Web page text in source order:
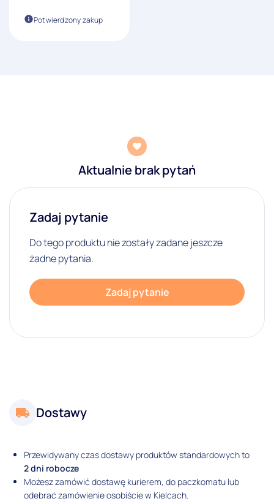
Potwierdzony zakup
Aktualnie brak pytań
Zadaj pytanie
Do tego produktu nie zostały zadane jeszcze
żadne pytania.
Zadaj pytanie
Dostawy
Przewidywany czas dostawy produktów standardowych to
2 dni robocze
Możesz zamówić dostawę kurierem, do paczkomatu lub
odebrać zamówienie osobiście w Kielcach.